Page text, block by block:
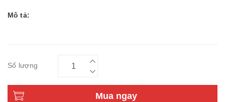
Mô tả:
Số lượng
Mua ngay